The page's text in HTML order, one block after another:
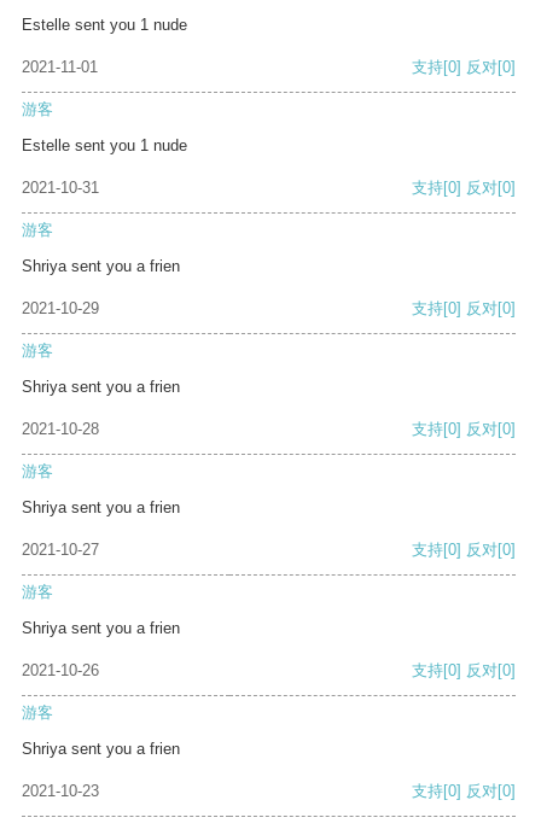
Estelle sent you 1 nude
2021-11-01 支持[0] 反对[0]
游客
Estelle sent you 1 nude
2021-10-31 支持[0] 反对[0]
游客
Shriya sent you a frien
2021-10-29 支持[0] 反对[0]
游客
Shriya sent you a frien
2021-10-28 支持[0] 反对[0]
游客
Shriya sent you a frien
2021-10-27 支持[0] 反对[0]
游客
Shriya sent you a frien
2021-10-26 支持[0] 反对[0]
游客
Shriya sent you a frien
2021-10-23 支持[0] 反对[0]